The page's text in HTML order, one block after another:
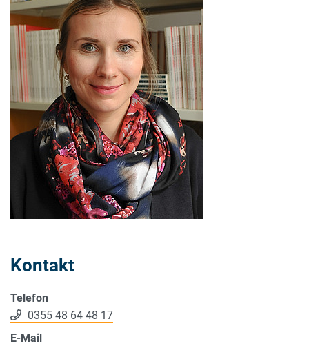
Kontakt
Telefon
0355 48 64 48 17
E-Mail